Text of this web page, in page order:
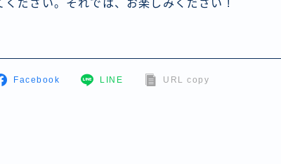
ださい。それでは、お楽しみください !
Facebook LINE URL copy